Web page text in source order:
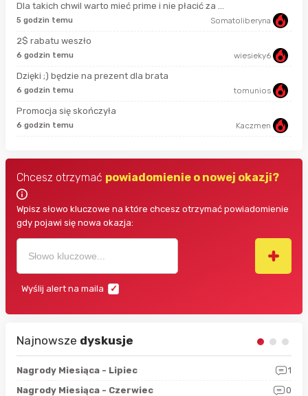
Dla takich chwil warto mieć prime i nie płacić za ...
5 godzin temu Somatoliberyna
2$ rabatu weszło
6 godzin temu wiesieky6
Dzięki ;) będzie na prezent dla brata
6 godzin temu tomunios
Promocja się skończyła
6 godzin temu Kaczmen
Chcesz otrzymać powiadomienie o nowej okazji?
Wpisz słowo kluczowe na które chcesz otrzymać powiadomienie
gdy pojawi się nowa okazja:
Wyślij alert na maila
Najnowsze dyskusje
Nagrody Miesiąca - Lipiec
1
Nagrody Miesiąca - Czerwiec
0